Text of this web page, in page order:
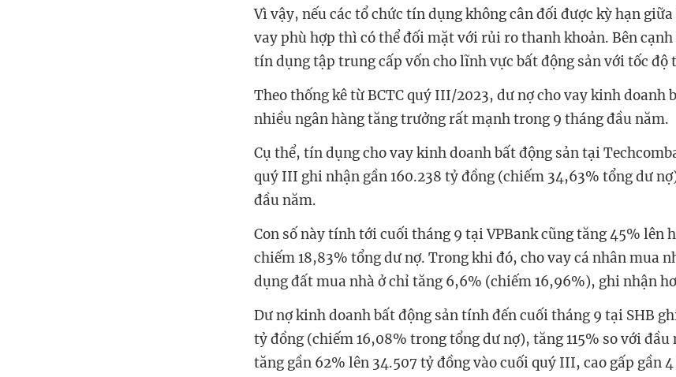
Vì vậy, nếu các tổ chức tín dụng không cân đối được kỳ hạn
vay phù hợp thì có thể đối mặt với rủi ro thanh khoản. Bên
tín dụng tập trung cấp vốn cho lĩnh vực bất động sản với tốc độ
Theo thống kê từ BCTC quý III/2023, dư nợ cho vay kinh doanh
nhiều ngân hàng tăng trưởng rất mạnh trong 9 tháng đầu năm.
Cụ thể, tín dụng cho vay kinh doanh bất động sản tại
quý III ghi nhận gần 160.238 tỷ đồng (chiếm 34,63% tổng dư
đầu năm.
Con số này tính tới cuối tháng 9 tại VPBank cũng tăng 45% lên
chiếm 18,83% tổng dư nợ. Trong khi đó, cho vay cá nhân mua
dụng đất mua nhà ở chỉ tăng 6,6% (chiếm 16,96%), ghi nhận
Dư nợ kinh doanh bất động sản tính đến cuối tháng 9 tại SHB
tỷ đồng (chiếm 16,08% trong tổng dư nợ), tăng 115% so với
tăng gần 62% lên 34.507 tỷ đồng vào cuối quý III, cao gấp gần